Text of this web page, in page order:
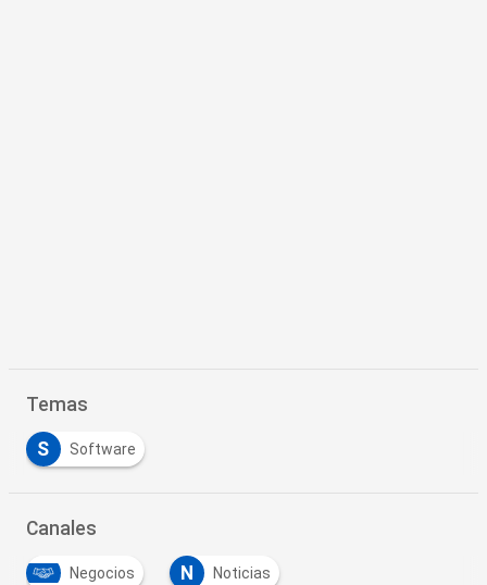
Temas
S Software
Canales
Negocios N Noticias